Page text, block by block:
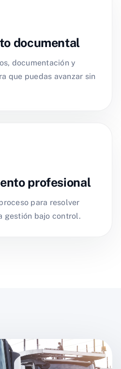
documental
documentación y
que puedas avanzar sin
profesional
para resolver
gestión bajo control.